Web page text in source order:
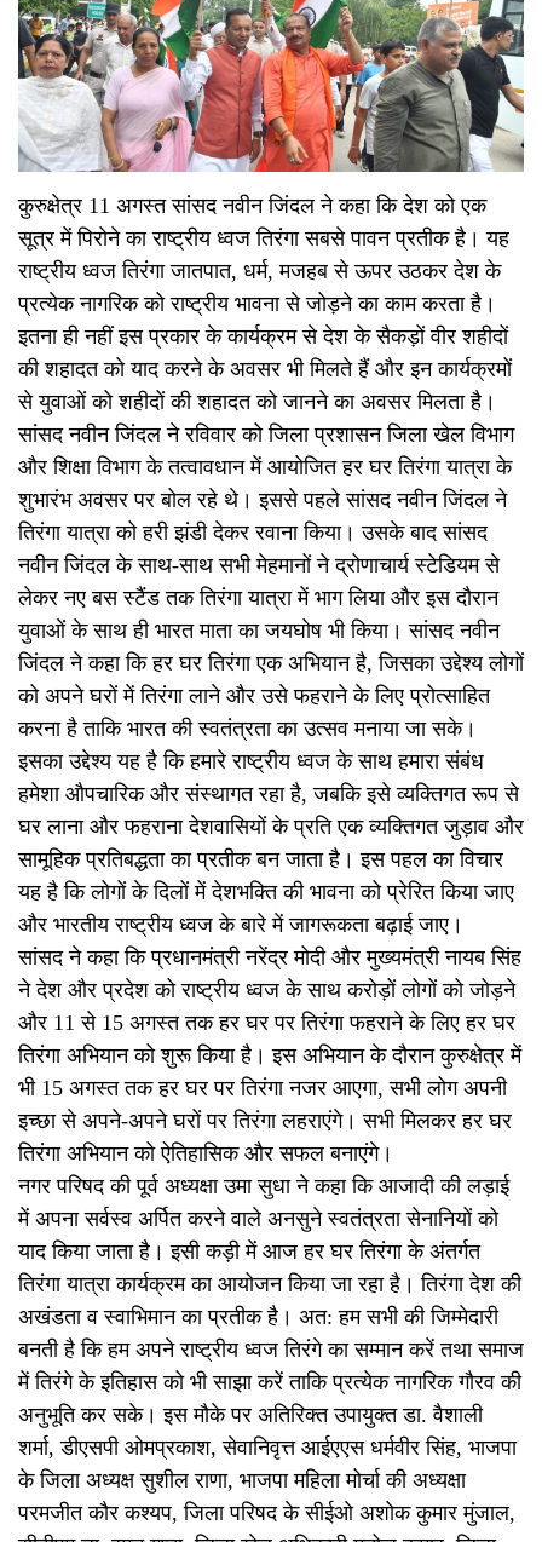
कुरुक्षेत्र 11 अगस्त सांसद नवीन जिंदल ने कहा कि देश को एक
सूत्र में पिरोने का राष्ट्रीय ध्वज तिरंगा सबसे पावन प्रतीक है। यह
राष्ट्रीय ध्वज तिरंगा जातपात, धर्म, मजहब से ऊपर उठकर देश के
प्रत्येक नागरिक को राष्ट्रीय भावना से जोड़ने का काम करता है।
इतना ही नहीं इस प्रकार के कार्यक्रम से देश के सैकड़ों वीर शहीदों
की शहादत को याद करने के अवसर भी मिलते हैं और इन कार्यक्रमों
से युवाओं को शहीदों की शहादत को जानने का अवसर मिलता है।
सांसद नवीन जिंदल ने रविवार को जिला प्रशासन जिला खेल विभाग
और शिक्षा विभाग के तत्वावधान में आयोजित हर घर तिरंगा यात्रा के
शुभारंभ अवसर पर बोल रहे थे। इससे पहले सांसद नवीन जिंदल ने
तिरंगा यात्रा को हरी झंडी देकर रवाना किया। उसके बाद सांसद
नवीन जिंदल के साथ-साथ सभी मेहमानों ने द्रोणाचार्य स्टेडियम से
लेकर नए बस स्टैंड तक तिरंगा यात्रा में भाग लिया और इस दौरान
युवाओं के साथ ही भारत माता का जयघोष भी किया। सांसद नवीन
जिंदल ने कहा कि हर घर तिरंगा एक अभियान है, जिसका उद्देश्य लोगों
को अपने घरों में तिरंगा लाने और उसे फहराने के लिए प्रोत्साहित
करना है ताकि भारत की स्वतंत्रता का उत्सव मनाया जा सके।
इसका उद्देश्य यह है कि हमारे राष्ट्रीय ध्वज के साथ हमारा संबंध
हमेशा औपचारिक और संस्थागत रहा है, जबकि इसे व्यक्तिगत रूप से
घर लाना और फहराना देशवासियों के प्रति एक व्यक्तिगत जुड़ाव और
सामूहिक प्रतिबद्धता का प्रतीक बन जाता है। इस पहल का विचार
यह है कि लोगों के दिलों में देशभक्ति की भावना को प्रेरित किया जाए
और भारतीय राष्ट्रीय ध्वज के बारे में जागरूकता बढ़ाई जाए।
सांसद ने कहा कि प्रधानमंत्री नरेंद्र मोदी और मुख्यमंत्री नायब सिंह
ने देश और प्रदेश को राष्ट्रीय ध्वज के साथ करोड़ों लोगों को जोड़ने
और 11 से 15 अगस्त तक हर घर पर तिरंगा फहराने के लिए हर घर
तिरंगा अभियान को शुरू किया है। इस अभियान के दौरान कुरुक्षेत्र में
भी 15 अगस्त तक हर घर पर तिरंगा नजर आएगा, सभी लोग अपनी
इच्छा से अपने-अपने घरों पर तिरंगा लहराएंगे। सभी मिलकर हर घर
तिरंगा अभियान को ऐतिहासिक और सफल बनाएंगे।
नगर परिषद की पूर्व अध्यक्षा उमा सुधा ने कहा कि आजादी की लड़ाई
में अपना सर्वस्व अर्पित करने वाले अनसुने स्वतंत्रता सेनानियों को
याद किया जाता है। इसी कड़ी में आज हर घर तिरंगा के अंतर्गत
तिरंगा यात्रा कार्यक्रम का आयोजन किया जा रहा है। तिरंगा देश की
अखंडता व स्वाभिमान का प्रतीक है। अत: हम सभी की जिम्मेदारी
बनती है कि हम अपने राष्ट्रीय ध्वज तिरंगे का सम्मान करें तथा समाज
में तिरंगे के इतिहास को भी साझा करें ताकि प्रत्येक नागरिक गौरव की
अनुभूति कर सके। इस मौके पर अतिरिक्त उपायुक्त डा. वैशाली
शर्मा, डीएसपी ओमप्रकाश, सेवानिवृत्त आईएएस धर्मवीर सिंह, भाजपा
के जिला अध्यक्ष सुशील राणा, भाजपा महिला मोर्चा की अध्यक्षा
परमजीत कौर कश्यप, जिला परिषद के सीईओ अशोक कुमार मुंजाल,